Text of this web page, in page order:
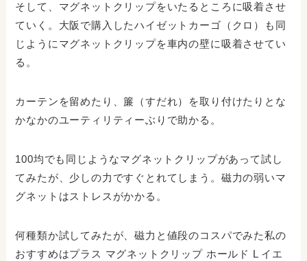
そして、マグネットクリップをいたるところに吸着させ
ていく。大阪で購入したハイゼットカーゴ（クロ）も同
じようにマグネットクリップを車内の壁に吸着させてい
る。
カーテンを留めたり、簾（すだれ）を取り付けたりとな
かなかのユーティリティーぶりで助かる。
100均でも同じようなマグネットクリップがあって試し
てみたが、少しの力ですぐとれてしまう。磁力の弱いマ
グネットはストレスがかかる。
何種類か試してみたが、磁力と値段のコスパでみた私の
おすすめはプラス マグネットクリップ ホールド L イエ